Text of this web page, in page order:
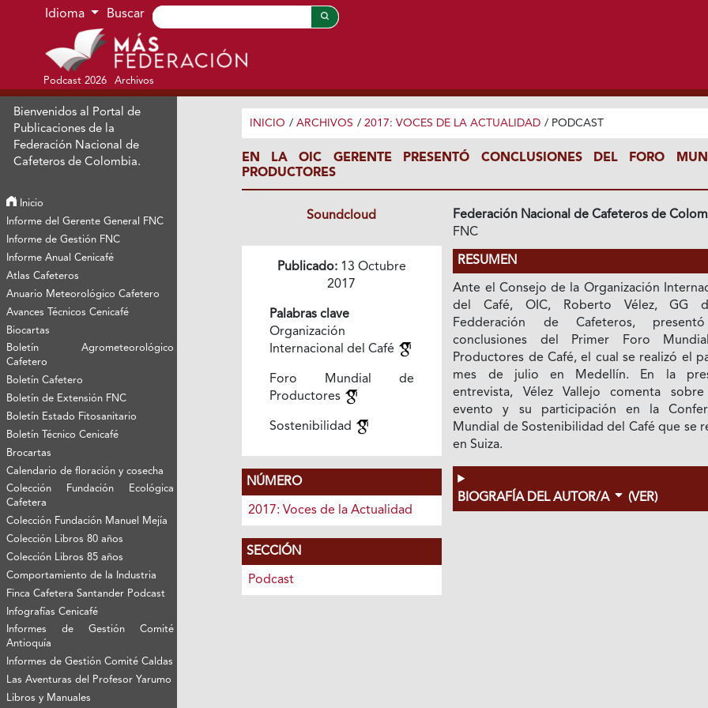
Ir al menú de navegación principal
Ir al contenido principal
Ir al pie de página del sitio
Idioma Buscar
Podcast 2026 Archivos
Bienvenidos al Portal de
Publicaciones de la
Federación Nacional de
Cafeteros de Colombia.
Inicio
Informe del Gerente General FNC
Informe de Gestión FNC
Informe Anual Cenicafé
Atlas Cafeteros
Anuario Meteorológico Cafetero
Avances Técnicos Cenicafé
Biocartas
Boletín Agrometeorológico
Cafetero
Boletín Cafetero
Boletín de Extensión FNC
Boletín Estado Fitosanitario
Boletín Técnico Cenicafé
Brocartas
Calendario de floración y cosecha
Colección Fundación Ecológica
Cafetera
Colección Fundación Manuel Mejía
Colección Libros 80 años
Colección Libros 85 años
Comportamiento de la Industria
Finca Cafetera Santander Podcast
Infografías Cenicafé
Informes de Gestión Comité
Antioquía
Informes de Gestión Comité Caldas
Las Aventuras del Profesor Yarumo
Libros y Manuales
INICIO / ARCHIVOS / 2017: VOCES DE LA ACTUALIDAD / PODCAST
EN LA OIC GERENTE PRESENTÓ CONCLUSIONES DEL FORO
PRODUCTORES
Soundcloud
Publicado:13 Octubre
2017
Palabras clave
Organización
Internacional del Café
Foro Mundial de
Productores
Sostenibilidad
NÚMERO
2017: Voces de la Actualidad
SECCIÓN
Podcast
Federación Nacional de Cafeteros de
FNC
RESUMEN
Ante el Consejo de la Organización
del Café, OIC, Roberto Vélez, GG
Fedderación de Cafeteros,
conclusiones del Primer Foro
Productores de Café, el cual se realizó el
mes de julio en Medellín. En la
entrevista, Vélez Vallejo comenta
evento y su participación en la
Mundial de Sostenibilidad del Café que se
en Suiza.
BIOGRAFÍA DEL AUTOR/A (VER)